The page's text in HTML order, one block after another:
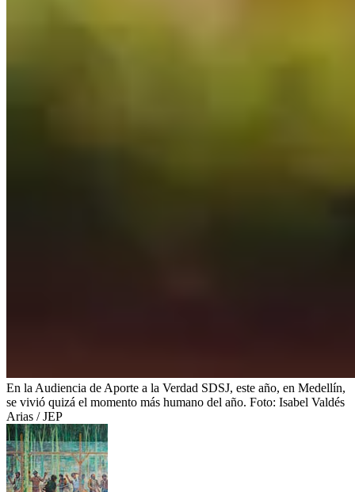
En la Audiencia de Aporte a la Verdad SDSJ, este año, en Medellín,
se vivió quizá el momento más humano del año. Foto: Isabel Valdés
Arias / JEP